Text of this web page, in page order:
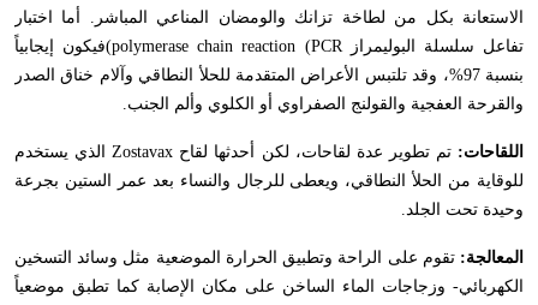
الاستعانة بكل من لطاخة تزانك والومضان المناعي المباشر. أما اختبار
تفاعل سلسلة البوليمرازpolymerase chain reaction (PCR)فيكون إيجابياً
بنسبة 97%، وقد تلتبس الأعراض المتقدمة للحلأ النطاقي وآلام خناق الصدر
والقرحة العفجية والقولنج الصفراوي أو الكلوي وألم الجنب.
اللقاحات:تم تطوير عدة لقاحات، لكن أحدثها لقاح Zostavaxالذي يستخدم
للوقاية من الحلأ النطاقي، ويعطى للرجال والنساء بعد عمر الستين بجرعة
وحيدة تحت الجلد.
المعالجة:تقوم على الراحة وتطبيق الحرارة الموضعية مثل وسائد التسخين
الكهربائي- وزجاجات الماء الساخن على مكان الإصابة كما تطبق موضعياً